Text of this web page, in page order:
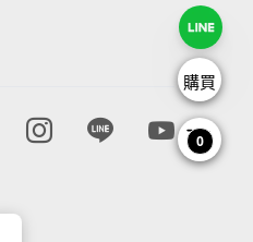
Facebook page
Instagram page
Line pageYoutube
購買
0